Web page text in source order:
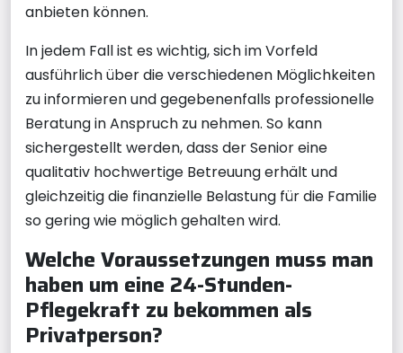
anbieten können.
In jedem Fall ist es wichtig, sich im Vorfeld
ausführlich über die verschiedenen Möglichkeiten
zu informieren und gegebenenfalls professionelle
Beratung in Anspruch zu nehmen. So kann
sichergestellt werden, dass der Senior eine
qualitativ hochwertige Betreuung erhält und
gleichzeitig die finanzielle Belastung für die Familie
so gering wie möglich gehalten wird.
Welche Voraussetzungen muss man
haben um eine 24-Stunden-
Pflegekraft zu bekommen als
Privatperson?